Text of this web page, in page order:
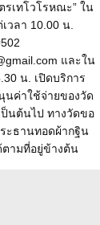
เทโวโรหณะ” ใน
วลา 10.00 น.
และใน
น. เปิดบริการ
นค่าใช้จ่ายของวัด
นต้นไป ทางวัดขอ
ะธานทอดผ้ากฐิน
ตามที่อยู่ข้างต้น